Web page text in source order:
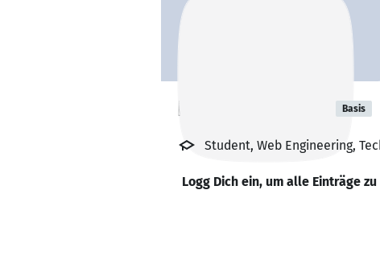
Byungwoo Kim Basis
Student, Web Engineering,
Logg Dich ein, um alle Einträge